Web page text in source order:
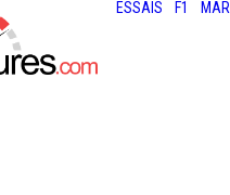
ESSAIS F1